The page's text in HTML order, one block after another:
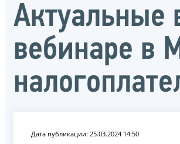
Актуальные
вебинаре в
Дата публикации: 25.03.2024 14:50